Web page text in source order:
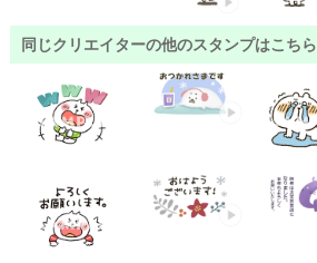
同じクリエイターの他のスタンプはこちら